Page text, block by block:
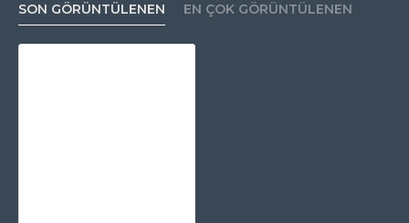
SON GÖRÜNTÜLENEN EN ÇOK GÖRÜNTÜLENEN